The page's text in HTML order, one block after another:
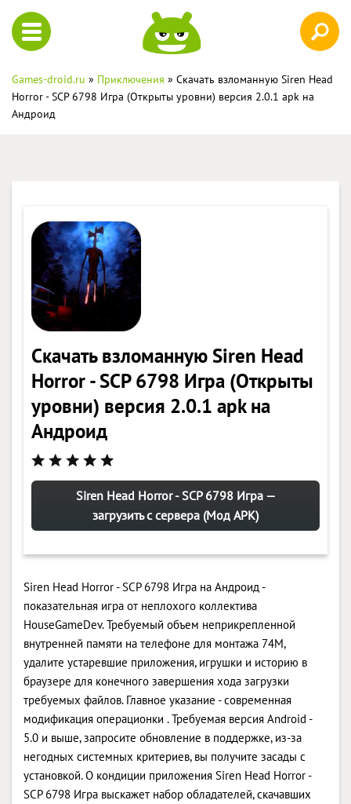
Games-droid.ru » Приключения » Скачать взломанную Siren Head
Horror - SCP 6798 Игра (Открыты уровни) версия 2.0.1 apk на
Андроид
Скачать взломанную Siren Head
Horror - SCP 6798 Игра (Открыты
уровни) версия 2.0.1 apk на
Андроид
Siren Head Horror - SCP 6798 Игра —
загрузить с сервера (Мод APK)
Siren Head Horror - SCP 6798 Игра на Андроид -
показательная игра от неплохого коллектива
HouseGameDev. Требуемый объем неприкрепленной
внутренней памяти на телефоне для монтажа 74M,
удалите устаревшие приложения, игрушки и историю в
браузере для конечного завершения хода загрузки
требуемых файлов. Главное указание - современная
модификация операционки . Требуемая версия Android -
5.0 и выше, запросите обновление в поддержке, из-за
негодных системных критериев, вы получите засады с
установкой. О кондиции приложения Siren Head Horror -
SCP 6798 Игра выскажет набор обладателей, скачавших